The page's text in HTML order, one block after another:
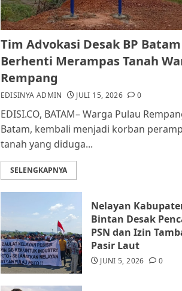
2
Kader Pajak jadi
Penghubung
dan Masyarakat di
Lingkungan RT/
3
Datangi Pemko
Warga Rempang
Lahan Mereka
4
Warga Rempang
Audiensi dengan
Kota Batam, Soroti
Aktivitas yang
Warga
Tim Advokasi Desak BP Batam
Berhenti Merampas Tanah
Rempang
EDISINYA ADMIN JULI 15, 2026 0
EDISI.CO, BATAM– Warga Pulau
Batam, kembali menjadi korban
tanah yang diduga...
SELENGKAPNYA
Nelayan
Bintan Desak
PSN dan Izin
Pasir Laut
JUNI 5, 2026 0